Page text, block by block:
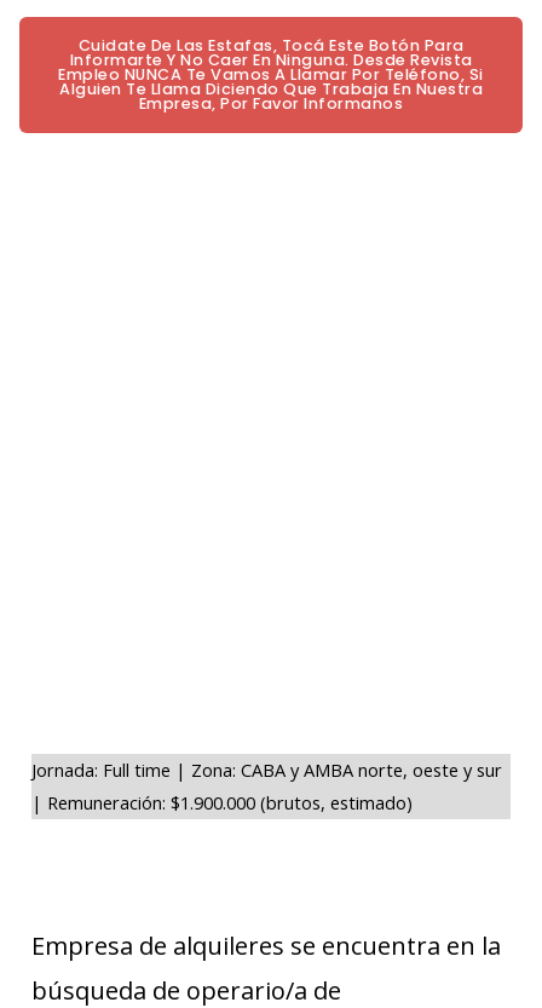
Cuidate De Las Estafas, Tocá Este Botón Para
Informarte Y No Caer En Ninguna. Desde Revista
Empleo NUNCA Te Vamos A Llamar Por Teléfono, Si
Alguien Te Llama Diciendo Que Trabaja En Nuestra
Empresa, Por Favor Informanos
Jornada: Full time | Zona: CABA y AMBA norte, oeste y sur
| Remuneración: $1.900.000 (brutos, estimado)
Empresa de alquileres se encuentra en la
búsqueda de operario/a de